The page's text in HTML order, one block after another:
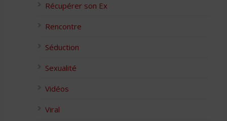
Récupérer son Ex
Rencontre
Séduction
Sexualité
Vidéos
Viral